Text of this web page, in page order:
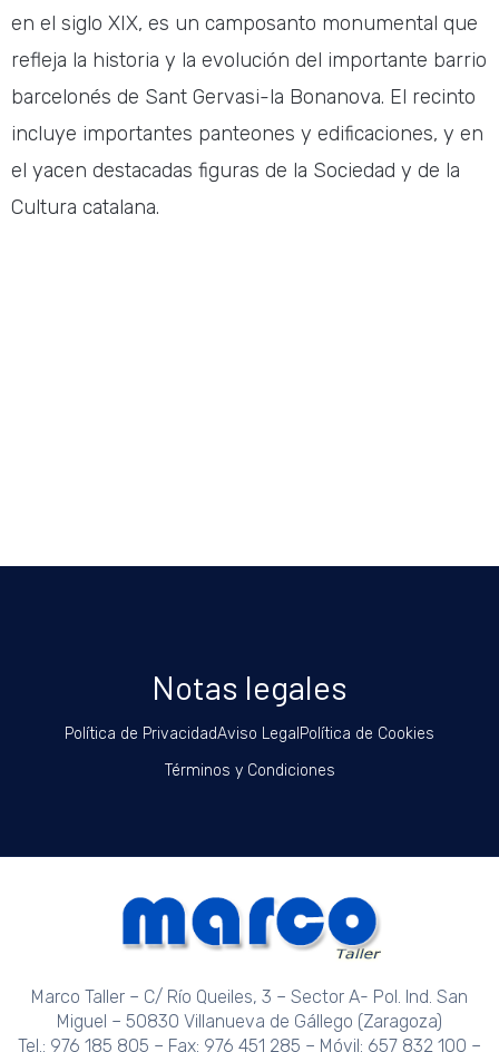
en el siglo XIX, es un camposanto monumental que
refleja la historia y la evolución del importante barrio
barcelonés de Sant Gervasi-la Bonanova. El recinto
incluye importantes panteones y edificaciones, y en
el yacen destacadas figuras de la Sociedad y de la
Cultura catalana. ​
Notas legales
Política de PrivacidadAviso Legal Política de Cookies
Términos y Condiciones
Marco Taller – C/ Río Queiles, 3 – Sector A- Pol. Ind. San
Miguel – 50830 Villanueva de Gállego (Zaragoza)
Tel.: 976 185 805 – Fax: 976 451 285 – Móvil: 657 832 100 –